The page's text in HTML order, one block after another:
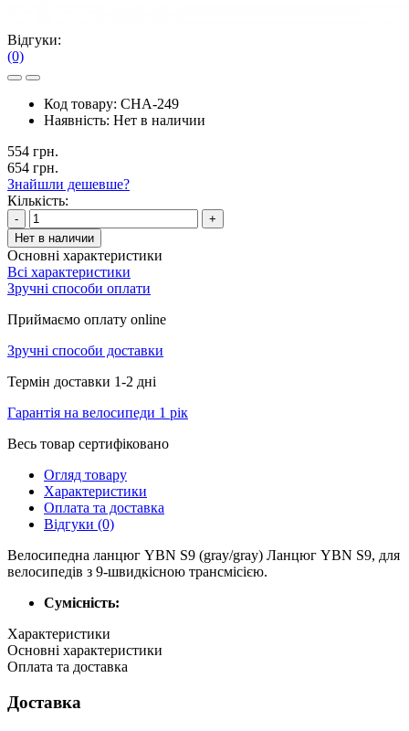
Відгуки:
(0)
Код товару: CHA-249
Наявність: Нет в наличии
554 грн.
654 грн.
Знайшли дешевше?
Кількість:
-
+
Нет в наличии
Основні характеристики
Всі характеристики
Зручні способи оплати
Приймаємо оплату online
Зручні способи доставки
Термін доставки 1-2 дні
Гарантія на велосипеди 1 рік
Весь товар сертифіковано
Огляд товару
Характеристики
Оплата та доставка
Відгуки (0)
Велосипедна ланцюг YBN S9 (gray/gray) Ланцюг YBN S9, для
велосипедів з 9-швидкісною трансмісією.
Сумісність:
Характеристики
Основні характеристики
Оплата та доставка
Доставка